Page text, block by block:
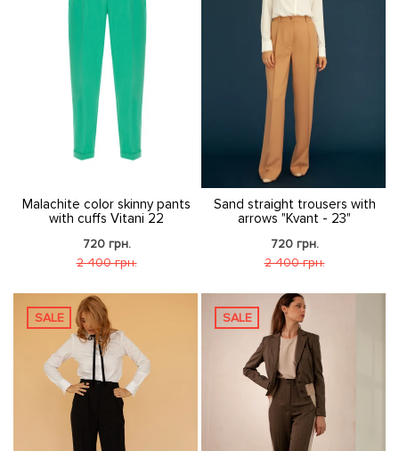
Malachite color skinny pants
with cuffs Vitani 22
720 грн.
2 400 грн.
Sand straight trousers with
arrows "Kvant - 23"
720 грн.
2 400 грн.
SALE SALE